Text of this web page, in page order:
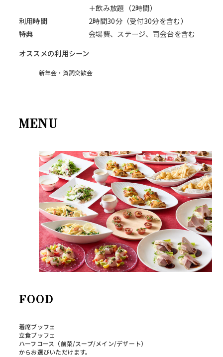
＋飲み放題（2時間）
利用時間
2時間30分（受付30分を含む）
特典
会場費、ステージ、司会台を含む
オススメの利用シーン
新年会・賀詞交歓会
MENU
FOOD
着席ブッフェ
立食ブッフェ
ハーフコース（前菜/スープ/メイン/デザート）
からお選びいただけます。